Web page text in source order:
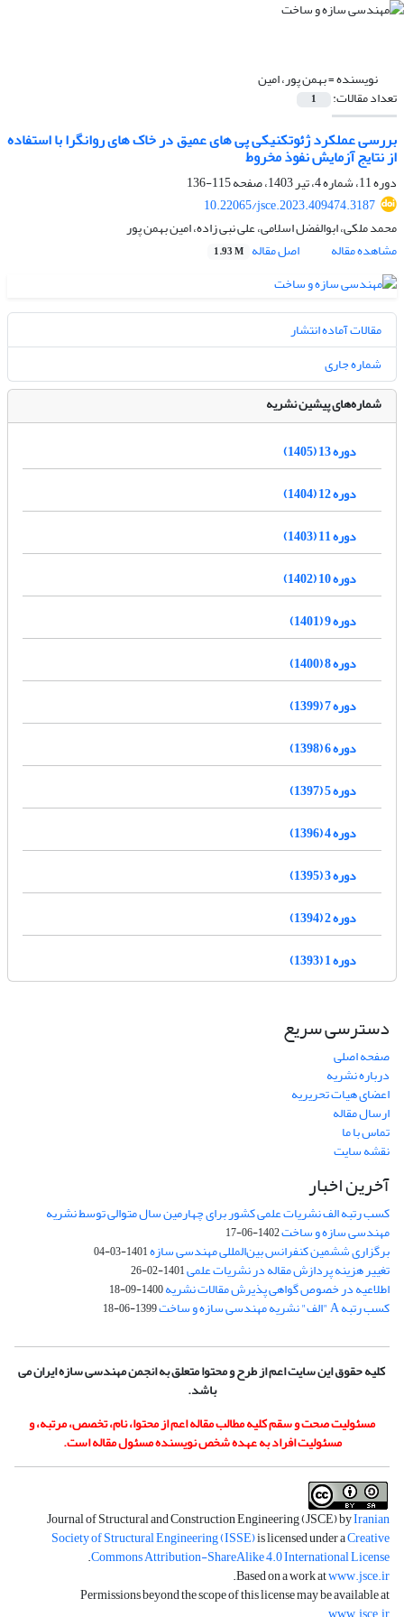
نویسنده =بهمن پور، امین
تعداد مقالات: 1
بررسی عملکرد ژئوتکنیکی پی های عمیق در خاک های روانگرا با استفاده
از نتایج آزمایش نفوذ مخروط
دوره 11، شماره 4، تیر 1403، صفحه
115-136
10.22065/jsce.2023.409474.3187
محمد ملکی، ابوالفضل اسلامی، علی نبی زاده، امین بهمن پور
مشاهده مقاله
اصل مقاله 1.93 M
مقالات آماده انتشار
شماره جاری
شماره‌های پیشین نشریه
دوره 13 (1405)
دوره 12 (1404)
دوره 11 (1403)
دوره 10 (1402)
دوره 9 (1401)
دوره 8 (1400)
دوره 7 (1399)
دوره 6 (1398)
دوره 5 (1397)
دوره 4 (1396)
دوره 3 (1395)
دوره 2 (1394)
دوره 1 (1393)
دسترسی سریع
صفحه اصلی
درباره نشریه
اعضای هیات تحریریه
ارسال مقاله
تماس با ما
نقشه سایت
آخرین اخبار
کسب رتبه الف نشریات علمی کشور برای چهارمین سال متوالی توسط نشریه
مهندسی سازه و ساخت1402-06-17
برگزاری ششمین کنفرانس بین‌المللی مهندسی سازه1401-03-04
تغییر هزینه پردازش مقاله در نشریات علمی1401-02-26
اطلاعیه در خصوص گواهی پذیرش مقالات نشریه1400-09-18
کسب رتبه A "الف" نشریه مهندسی سازه و ساخت 1399-06-18
کلیه حقوق این سایت اعم از طرح و محتوا متعلق به انجمن مهندسی سازه ایران می
باشد.
مسئولیت صحت و سقم کلیه مطالب مقاله اعم از محتوا، نام، تخصص، مرتبه، و
مسئولیت افراد به عهده شخص نویسنده مسئول مقاله است.
Journal of Structural and Construction Engineering (JSCE) byIranian
Society of Structural Engineering (ISSE)is licensed under aCreative
Commons Attribution-ShareAlike 4.0 International License
.
Based on a work atwww.jsce.ir
.
Permissions beyond the scope of this license may be available at